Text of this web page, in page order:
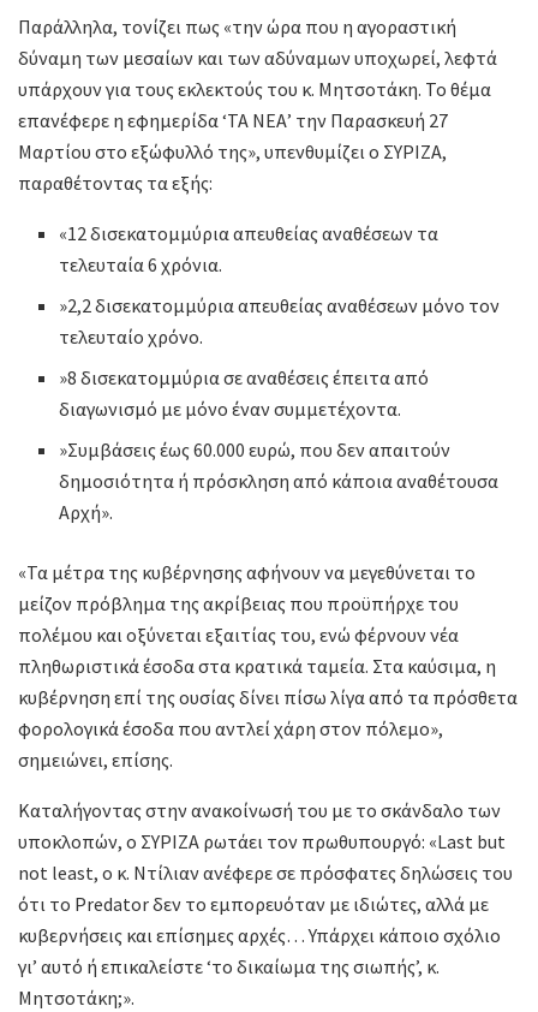
Παράλληλα, τονίζει πως «την ώρα που η αγοραστική
δύναμη των μεσαίων και των αδύναμων υποχωρεί, λεφτά
υπάρχουν για τους εκλεκτούς του κ. Μητσοτάκη. Το θέμα
επανέφερε η εφημερίδα ‘ΤΑ ΝΕΑ’ την Παρασκευή 27
Μαρτίου στο εξώφυλλό της», υπενθυμίζει ο ΣΥΡΙΖΑ,
παραθέτοντας τα εξής:
«12 δισεκατομμύρια απευθείας αναθέσεων τα
τελευταία 6 χρόνια.
»2,2 δισεκατομμύρια απευθείας αναθέσεων μόνο τον
τελευταίο χρόνο.
»8 δισεκατομμύρια σε αναθέσεις έπειτα από
διαγωνισμό με μόνο έναν συμμετέχοντα.
»Συμβάσεις έως 60.000 ευρώ, που δεν απαιτούν
δημοσιότητα ή πρόσκληση από κάποια αναθέτουσα
Αρχή».
«Τα μέτρα της κυβέρνησης αφήνουν να μεγεθύνεται το
μείζον πρόβλημα της ακρίβειας που προϋπήρχε του
πολέμου και οξύνεται εξαιτίας του, ενώ φέρνουν νέα
πληθωριστικά έσοδα στα κρατικά ταμεία. Στα καύσιμα, η
κυβέρνηση επί της ουσίας δίνει πίσω λίγα από τα πρόσθετα
φορολογικά έσοδα που αντλεί χάρη στον πόλεμο»,
σημειώνει, επίσης.
Καταλήγοντας στην ανακοίνωσή του με το σκάνδαλο των
υποκλοπών, ο ΣΥΡΙΖΑ ρωτάει τον πρωθυπουργό: «Last but
not least, ο κ. Ντίλιαν ανέφερε σε πρόσφατες δηλώσεις του
ότι το Predator δεν το εμπορευόταν με ιδιώτες, αλλά με
κυβερνήσεις και επίσημες αρχές… Υπάρχει κάποιο σχόλιο
γι’ αυτό ή επικαλείστε ‘το δικαίωμα της σιωπής’, κ.
Μητσοτάκη;».